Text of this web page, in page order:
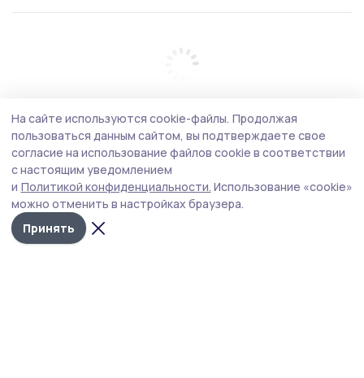
На сайте используются cookie-файлы. Продолжая
пользоваться данным сайтом, вы подтверждаете свое
согласие на использование файлов cookie в соответствии
с настоящим уведомлением
и Политикой конфиденциальности. Использование «cookie»
можно отменить в настройках браузера.
Принять